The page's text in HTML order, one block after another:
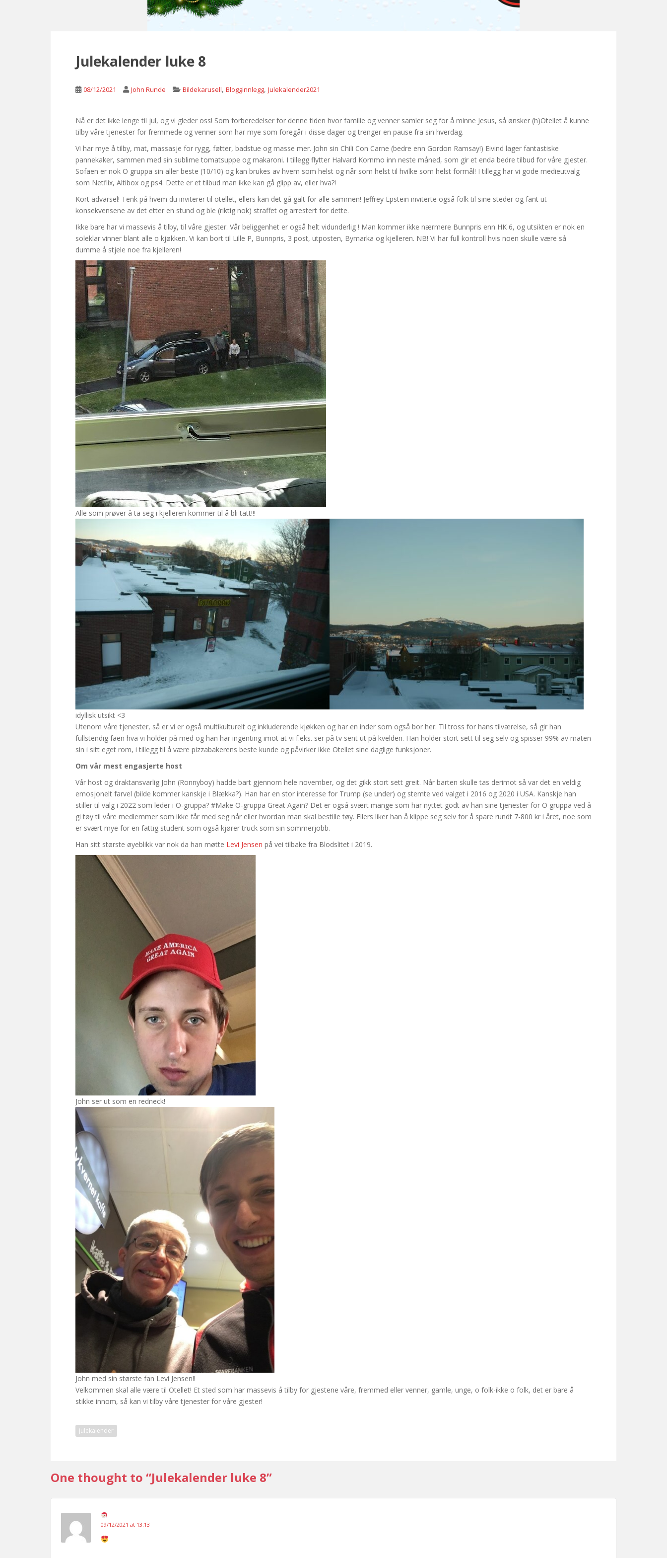
Julekalender luke 8
08/12/2021 John Runde Bildekarusell, Blogginnlegg, Julekalender2021
Nå er det ikke lenge til jul, og vi gleder oss! Som forberedelser for denne tiden hvor familie og venner samler seg for å minne Jesus, så ønsker (h)Otellet å kunne
tilby våre tjenester for fremmede og venner som har mye som foregår i disse dager og trenger en pause fra sin hverdag.
Vi har mye å tilby, mat, massasje for rygg, føtter, badstue og masse mer. John sin Chili Con Carne (bedre enn Gordon Ramsay!) Eivind lager fantastiske
pannekaker, sammen med sin sublime tomatsuppe og makaroni. I tillegg flytter Halvard Kornmo inn neste måned, som gir et enda bedre tilbud for våre gjester.
Sofaen er nok O gruppa sin aller beste (10/10) og kan brukes av hvem som helst og når som helst til hvilke som helst formål! I tillegg har vi gode medieutvalg
som Netflix, Altibox og ps4. Dette er et tilbud man ikke kan gå glipp av, eller hva?!
Kort advarsel! Tenk på hvem du inviterer til otellet, ellers kan det gå galt for alle sammen! Jeffrey Epstein inviterte også folk til sine steder og fant ut
konsekvensene av det etter en stund og ble (riktig nok) straffet og arrestert for dette.
Ikke bare har vi massevis å tilby, til våre gjester. Vår beliggenhet er også helt vidunderlig ! Man kommer ikke nærmere Bunnpris enn HK 6, og utsikten er nok en
soleklar vinner blant alle o kjøkken. Vi kan bort til Lille P, Bunnpris, 3 post, utposten, Bymarka og kjelleren. NB! Vi har full kontroll hvis noen skulle være så
dumme å stjele noe fra kjelleren!
Alle som prøver å ta seg i kjelleren kommer til å bli tatt!!!
idyllisk utsikt <3
Utenom våre tjenester, så er vi er også multikulturelt og inkluderende kjøkken og har en inder som også bor her. Til tross for hans tilværelse, så gir han
fullstendig faen hva vi holder på med og han har ingenting imot at vi f.eks. ser på tv sent ut på kvelden. Han holder stort sett til seg selv og spisser 99% av maten
sin i sitt eget rom, i tillegg til å være pizzabakerens beste kunde og påvirker ikke Otellet sine daglige funksjoner.
Om vår mest engasjerte host
Vår host og draktansvarlig John (Ronnyboy) hadde bart gjennom hele november, og det gikk stort sett greit. Når barten skulle tas derimot så var det en veldig
emosjonelt farvel (bilde kommer kanskje i Blækka?). Han har en stor interesse for Trump (se under) og stemte ved valget i 2016 og 2020 i USA. Kanskje han
stiller til valg i 2022 som leder i O-gruppa? #Make O-gruppa Great Again? Det er også svært mange som har nyttet godt av han sine tjenester for O gruppa ved å
gi tøy til våre medlemmer som ikke får med seg når eller hvordan man skal bestille tøy. Ellers liker han å klippe seg selv for å spare rundt 7-800 kr i året, noe som
er svært mye for en fattig student som også kjører truck som sin sommerjobb.
Han sitt største øyeblikk var nok da han møtte Levi Jensen på vei tilbake fra Blodslitet i 2019.
John ser ut som en redneck!
John med sin største fan Levi Jensen!!
Velkommen skal alle være til Otellet! Et sted som har massevis å tilby for gjestene våre, fremmed eller venner, gamle, unge, o folk-ikke o folk, det er bare å
stikke innom, så kan vi tilby våre tjenester for våre gjester!
julekalender
One thought to “Julekalender luke 8”
09/12/2021 at 13:13